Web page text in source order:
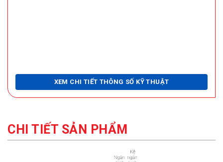
XEM CHI TIẾT THÔNG SỐ KỸ THUẬT
CHI TIẾT SẢN PHẨM